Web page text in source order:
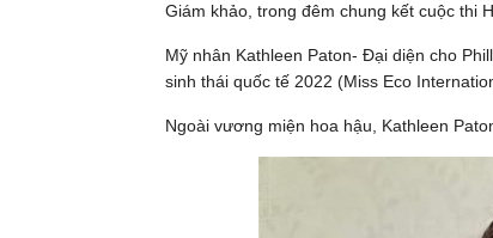
Giám khảo, trong đêm chung kết cuộc thi
Mỹ nhân Kathleen Paton- Đại diện cho
sinh thái quốc tế 2022 (Miss Eco
Ngoài vương miện hoa hậu, Kathleen